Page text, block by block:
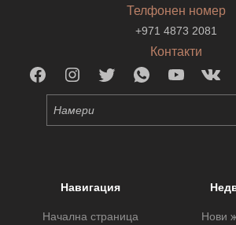
Телфонен номер
+971 4873 2081
Контакти
Навигация
Начална страница Нови